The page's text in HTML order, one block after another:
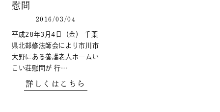
慰問
2016/03/04
平成28年3月4日（金） 千葉
県北部修法師会により市川市
大野にある養護老人ホームい
こい荘慰問が 行…
詳しくはこちら